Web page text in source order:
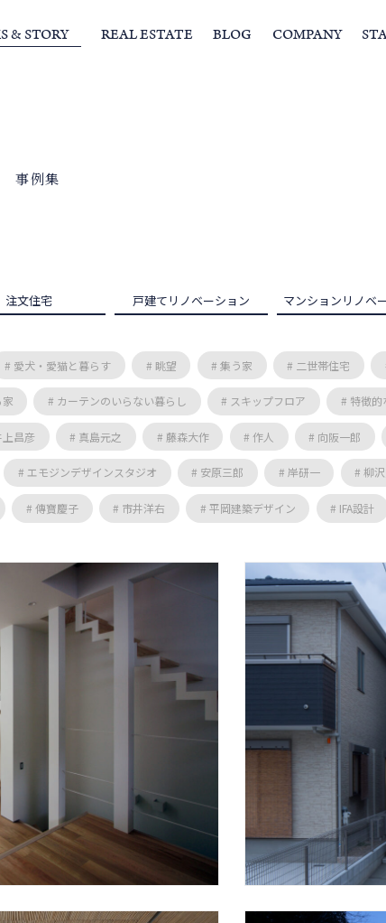
& STORY REAL ESTATE BLOG COMPANY
事例集
注文住宅 戸建て リノベーション マンション リノベ
# 愛犬・愛猫と暮らす # 眺望 # 集う家 # 二世帯住宅
# カーテンのいらない暮らし # スキップフロア # 特徴的
上昌彦 # 真島元之 # 藤森大作 # 作人 # 向阪一郎
# エモジンデザインスタジオ # 安原三郎 # 岸研一 # 柳
# 傳寶慶子 # 市井洋右 # 平岡建築デザイン # IFA設計